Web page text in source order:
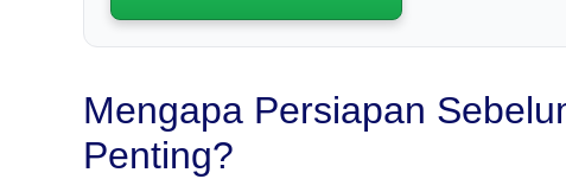
Mengapa Persiapan
Penting?